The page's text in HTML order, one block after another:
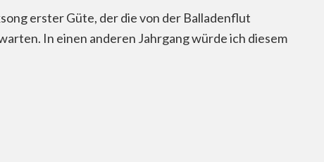
erster Güte, der die von der Balladenflut
In einen anderen Jahrgang würde ich diesem